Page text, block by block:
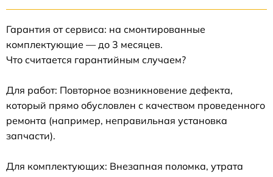
Гарантия от сервиса: на смонтированные
комплектующие — до 3 месяцев.
Что считается гарантийным случаем?
Для работ: Повторное возникновение дефекта,
который прямо обусловлен с качеством проведенного
ремонта (например, неправильная установка
запчасти).
Для комплектующих: Внезапная поломка, утрата